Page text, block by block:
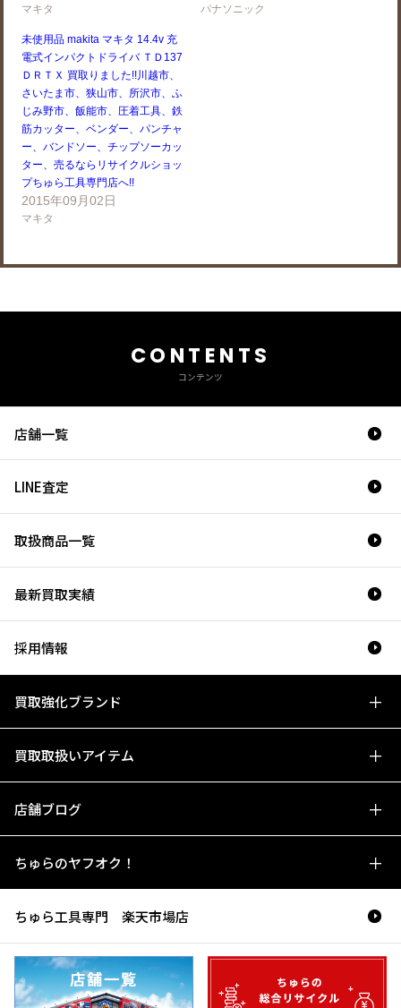
マキタ パナソニック
未使用品 makita マキタ 14.4v 充
電式インパクトドライバ ＴＤ137
ＤＲＴＸ 買取りました!!川越市、
さいたま市、狭山市、所沢市、ふ
じみ野市、飯能市、圧着工具、鉄
筋カッター、ベンダー、パンチャ
ー、バンドソー、チップソーカッ
ター、売るならリサイクルショッ
プちゅら工具専門店へ!!
2015年09月02日
マキタ
CONTENTS
コンテンツ
店舗一覧
LINE査定
取扱商品一覧
最新買取実績
採用情報
買取強化ブランド
買取取扱いアイテム
店舗ブログ
ちゅらのヤフオク！
ちゅら工具専門 楽天市場店